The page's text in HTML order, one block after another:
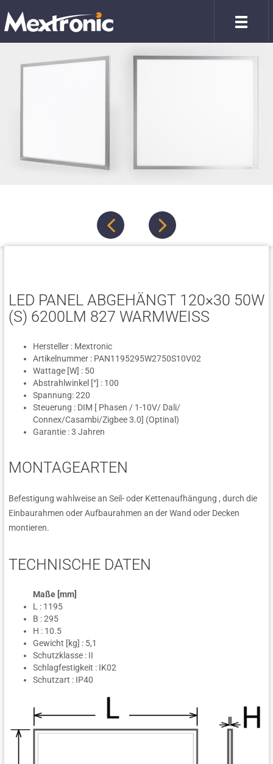
LED PANEL ABGEHÄNGT 120×30 50W
(S) 6200LM 827 WARMWEISS
Hersteller : Mextronic
Artikelnummer : PAN1195295W2750S10V02
Wattage [W] : 50
Abstrahlwinkel [°] : 100
Spannung: 220
Steuerung : DIM [ Phasen / 1-10V/ Dali/
Connex/Casambi/Zigbee 3.0] (Optinal)
Garantie : 3 Jahren
MONTAGEARTEN
Befestigung wahlweise an Seil- oder Kettenaufhängung , durch die
Einbaurahmen oder Aufbaurahmen an der Wand oder Decken
montieren.
TECHNISCHE DATEN
Maße [mm]
L : 1195
B : 295
H : 10.5
Gewicht [kg] : 5,1
Schutzklasse : II
Schlagfestigkeit : IK02
Schutzart : IP40